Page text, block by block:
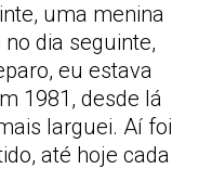
uma menina
dia seguinte,
eu estava
1981, desde lá
larguei. Aí foi
até hoje cada